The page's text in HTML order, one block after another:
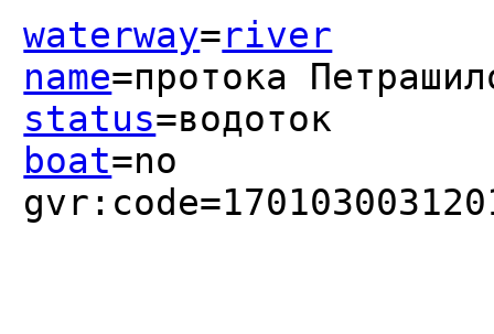
waterway=river
name=протока
status=водоток
boat=no